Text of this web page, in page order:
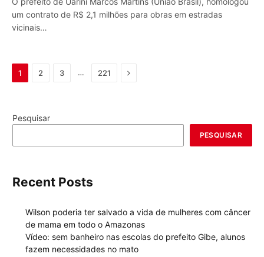
um contrato de R$ 2,1 milhões para obras em estradas
vicinais…
1 2 3 … 221 Next
Pesquisar
PESQUISAR
Recent Posts
Wilson poderia ter salvado a vida de mulheres com câncer
de mama em todo o Amazonas
Vídeo: sem banheiro nas escolas do prefeito Gibe, alunos
fazem necessidades no mato